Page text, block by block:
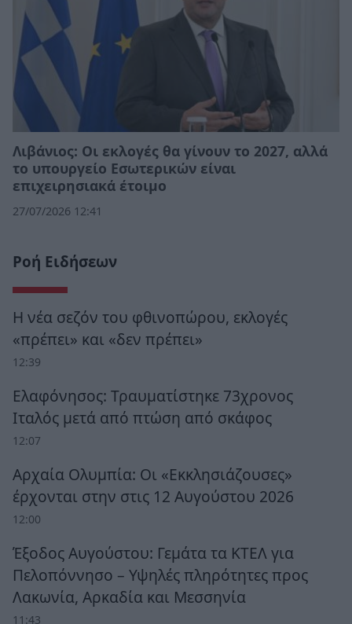
Λιβάνιος: Οι εκλογές θα γίνουν το 2027, αλλά
το υπουργείο Εσωτερικών είναι
επιχειρησιακά έτοιμο
27/07/2026 12:41
Ροή Ειδήσεων
Η νέα σεζόν του φθινοπώρου, εκλογές
«πρέπει» και «δεν πρέπει»
12:39
Ελαφόνησος: Τραυματίστηκε 73χρονος
Ιταλός μετά από πτώση από σκάφος
12:07
Αρχαία Ολυμπία: Οι «Εκκλησιάζουσες»
έρχονται στην στις 12 Αυγούστου 2026
12:00
Έξοδος Αυγούστου: Γεμάτα τα ΚΤΕΛ για
Πελοπόννησο – Υψηλές πληρότητες προς
Λακωνία, Αρκαδία και Μεσσηνία
11:43